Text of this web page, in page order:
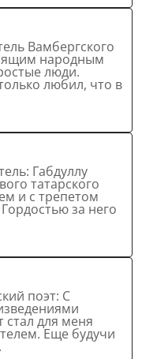
Вамбергского
люди.
любил, что в
татарского
и с трепетом
за него
поэт: С
стал для меня
Еще будучи